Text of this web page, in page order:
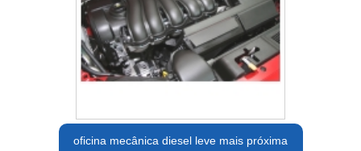
oficina mecânica diesel leve mais próxima